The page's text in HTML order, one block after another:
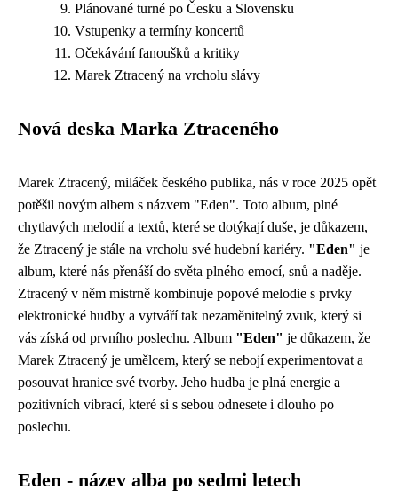
Plánované turné po Česku a Slovensku
Vstupenky a termíny koncertů
Očekávání fanoušků a kritiky
Marek Ztracený na vrcholu slávy
Nová deska Marka Ztraceného
Marek Ztracený, miláček českého publika, nás v roce 2025 opět
potěšil novým albem s názvem "Eden". Toto album, plné
chytlavých melodií a textů, které se dotýkají duše, je důkazem,
že Ztracený je stále na vrcholu své hudební kariéry. "Eden" je
album, které nás přenáší do světa plného emocí, snů a naděje.
Ztracený v něm mistrně kombinuje popové melodie s prvky
elektronické hudby a vytváří tak nezaměnitelný zvuk, který si
vás získá od prvního poslechu. Album "Eden" je důkazem, že
Marek Ztracený je umělcem, který se nebojí experimentovat a
posouvat hranice své tvorby. Jeho hudba je plná energie a
pozitivních vibrací, které si s sebou odnesete i dlouho po
poslechu.
Eden - název alba po sedmi letech